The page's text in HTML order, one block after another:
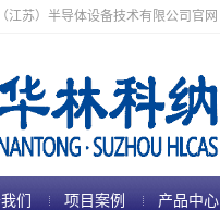
江苏）半导体设备技术有限公司官网
们 项目案例 产品中心